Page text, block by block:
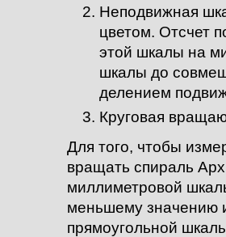
Неподвижная
цветом. Отсчет
этой шкалы на
шкалы до
делением
Круговая
Для того, чтобы
вращать спираль
миллиметровой
меньшему значению
прямоугольной